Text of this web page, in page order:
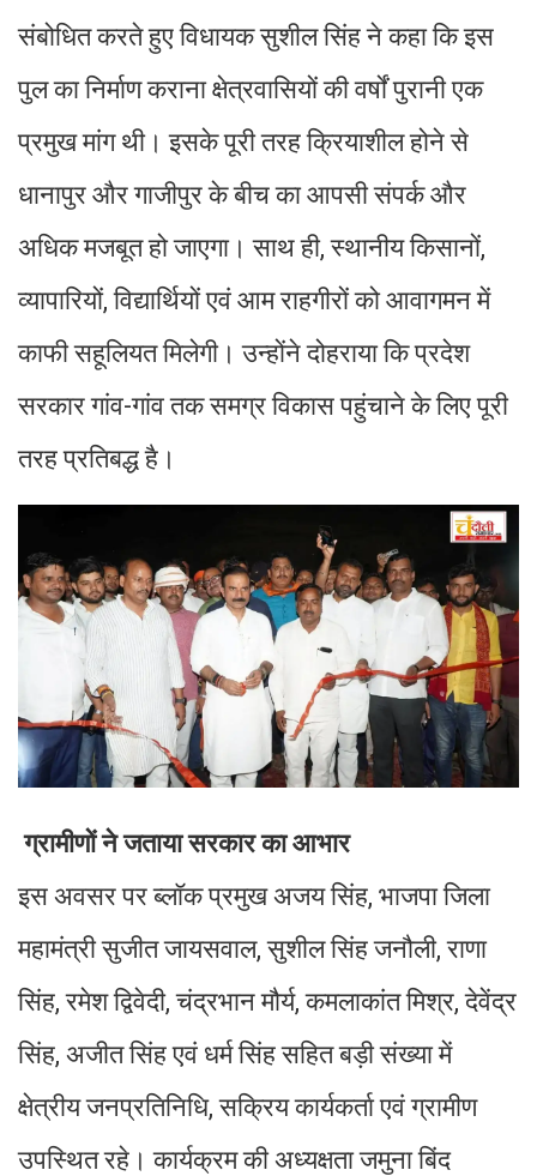
संबोधित करते हुए विधायक सुशील सिंह ने कहा कि इस
पुल का निर्माण कराना क्षेत्रवासियों की वर्षों पुरानी एक
प्रमुख मांग थी। इसके पूरी तरह क्रियाशील होने से
धानापुर और गाजीपुर के बीच का आपसी संपर्क और
अधिक मजबूत हो जाएगा। साथ ही, स्थानीय किसानों,
व्यापारियों, विद्यार्थियों एवं आम राहगीरों को आवागमन में
काफी सहूलियत मिलेगी। उन्होंने दोहराया कि प्रदेश
सरकार गांव-गांव तक समग्र विकास पहुंचाने के लिए पूरी
तरह प्रतिबद्ध है।
ग्रामीणों ने जताया सरकार का आभार
इस अवसर पर ब्लॉक प्रमुख अजय सिंह, भाजपा जिला
महामंत्री सुजीत जायसवाल, सुशील सिंह जनौली, राणा
सिंह, रमेश द्विवेदी, चंद्रभान मौर्य, कमलाकांत मिश्र, देवेंद्र
सिंह, अजीत सिंह एवं धर्म सिंह सहित बड़ी संख्या में
क्षेत्रीय जनप्रतिनिधि, सक्रिय कार्यकर्ता एवं ग्रामीण
उपस्थित रहे। कार्यक्रम की अध्यक्षता जमुना बिंद